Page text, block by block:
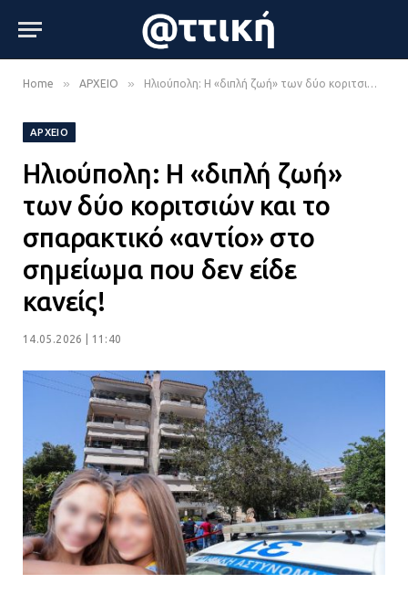
Home » ΑΡΧΕΙΟ » Ηλιούπολη: Η «διπλή ζωή» των δύο κοριτσιών και το σπαρακτικό «αντίο» στο σημείωμα που δεν είδε κανείς!
ΑΡΧΕΙΟ
Ηλιούπολη: Η «διπλή ζωή»
των δύο κοριτσιών και το
σπαρακτικό «αντίο» στο
σημείωμα που δεν είδε
κανείς!
14.05.2026 | 11:40